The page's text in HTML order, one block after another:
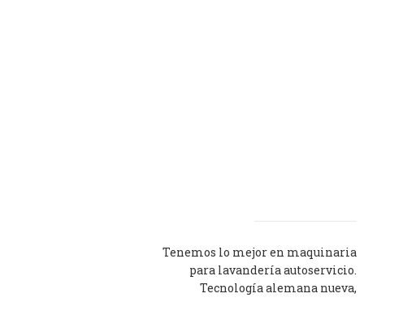
Tenemos lo mejor en maquinaria
para lavandería autoservicio.
Tecnología alemana nueva,